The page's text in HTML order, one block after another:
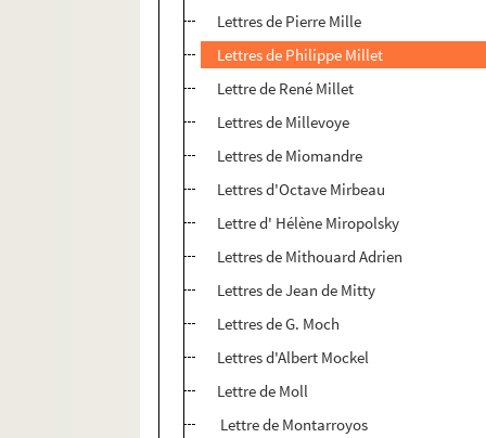
Lettres de Pierre Mille
Lettres de Philippe Millet
Lettre de René Millet
Lettres de Millevoye
Lettres de Miomandre
Lettres d'Octave Mirbeau
Lettre d' Hélène Miropolsky
Lettres de Mithouard Adrien
Lettres de Jean de Mitty
Lettres de G. Moch
Lettres d'Albert Mockel
Lettre de Moll
Lettre de Montarroyos